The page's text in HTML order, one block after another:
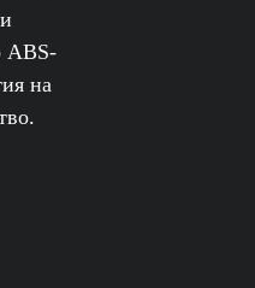
ABS-
на